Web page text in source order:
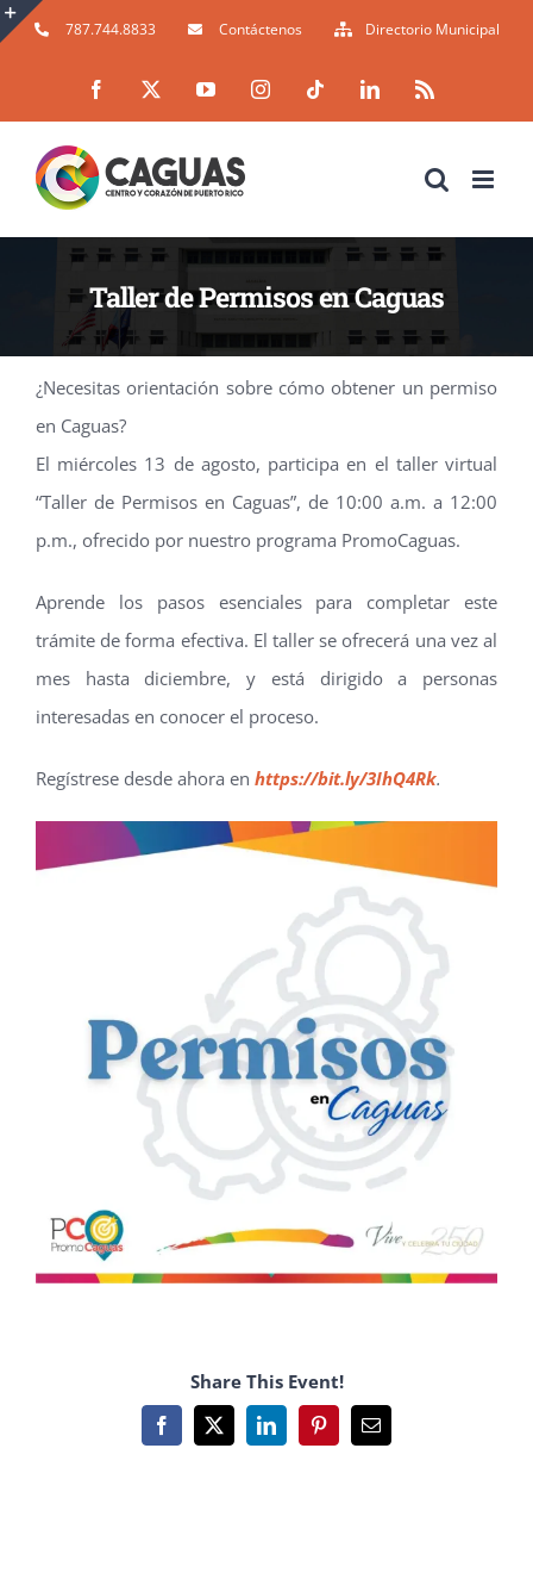
Skip
787.744.8833 Contáctenos Directorio Municipal
Facebook YouTubeInstagramTiktok LinkedIn
Taller de Permisos en Caguas
¿Necesitas orientación sobre cómo obtener un permiso
en Caguas?
El miércoles 13 de agosto, participa en el taller virtual
“Taller de Permisos en Caguas”, de 10:00 a.m. a 12:00
p.m., ofrecido por nuestro programa PromoCaguas.
Aprende los pasos esenciales para completar este
trámite de forma efectiva. El taller se ofrecerá una vez al
mes hasta diciembre, y está dirigido a personas
interesadas en conocer el proceso.
Regístrese desde ahora en https://bit.ly/3IhQ4Rk.
Share This Event!
Facebook
X LinkedInPinterestEmail